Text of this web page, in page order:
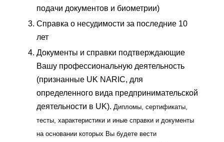
подачи документов и биометрии)
Справка о несудимости за последние 10
лет
Документы и справки подтверждающие
Вашу профессиональную деятельность
(признанные UK NARIC, для
определенного вида предпринимательской
деятельности в UK). Дипломы, сертификаты,
тесты, характеристики и иные справки и документы
на основании которых Вы будете вести